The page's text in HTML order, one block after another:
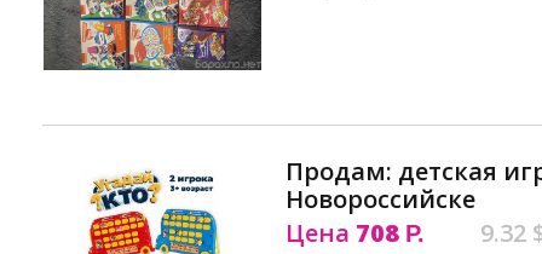
Продам: детская
Новороссийске
Цена 708 Р.
9.32